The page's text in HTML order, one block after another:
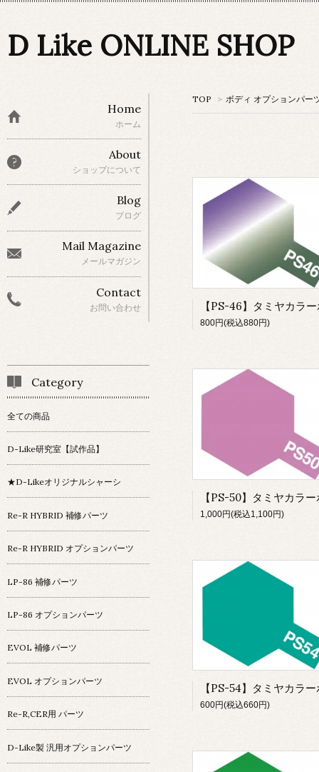
D Like ONLINE SHOP
TOP > ボディ オプションパー
800円(税込880円)
1,000円(税込1,100円)
600円(税込660円)
Home
ホーム
About
ショップについて
Blog
ブログ
Mail Magazine
メールマガジン
Contact
お問い合わせ
Category
全ての商品
D-Like研究室【試作品】
★D-Likeオリジナルシャーシ
Re-R HYBRID 補修パーツ
Re-R HYBRID オプションパーツ
LP-86 補修パーツ
LP-86 オプションパーツ
EVOL 補修パーツ
EVOL オプションパーツ
Re-R,CER用 パーツ
D-Like製 汎用オプションパーツ